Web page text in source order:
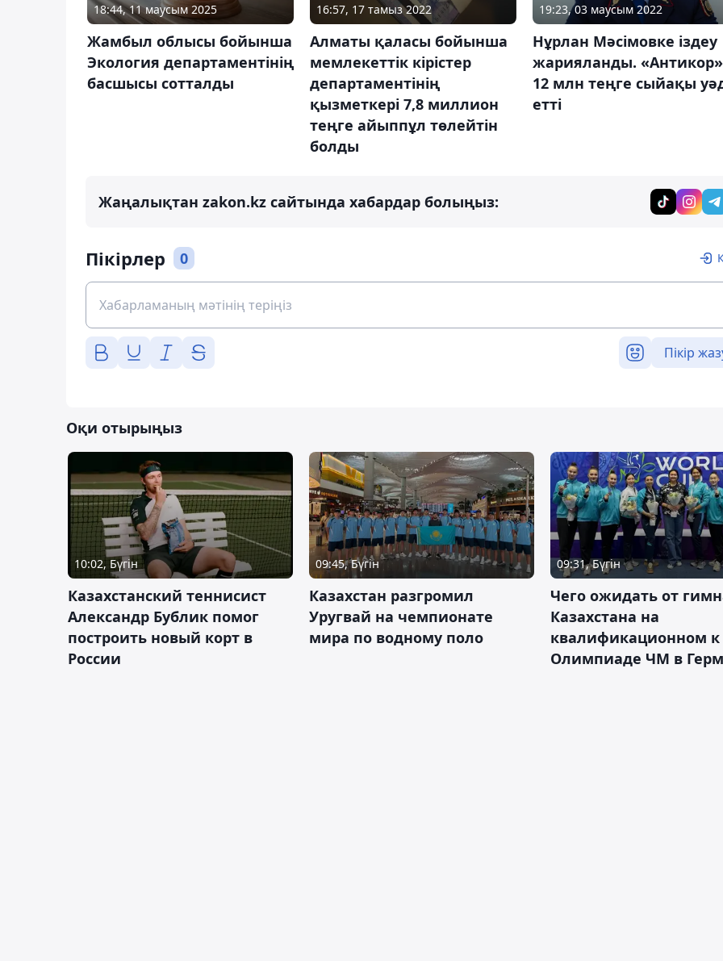
18:44, 11 маусым 2025
Жамбыл облысы бойынша
Экология департаментінің
басшысы сотталды
16:57, 17 тамыз 2022
Алматы қаласы бойынша
мемлекеттік кірістер
департаментінің
қызметкері 7,8 миллион
теңге айыппұл төлейтін
болды
19:23, 03 маусым 2022
Нұрлан Мәсімовке іздеу
жарияланды. «Антикор»
12 млн теңге сыйақы
етті
Жаңалықтан zakon.kz сайтында хабардар болыңыз:
Пікірлер 0
Пікір
Оқи отырыңыз
10:02, Бүгін
Казахстанский теннисист
Александр Бублик помог
построить новый корт в
России
09:45, Бүгін
Казахстан разгромил
Уругвай на чемпионате
мира по водному поло
09:31, Бүгін
Чего ожидать от
Казахстана на
квалификационном к
Олимпиаде ЧМ в